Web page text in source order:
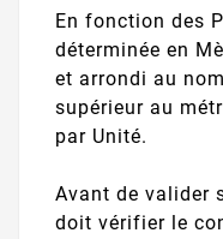
En fonction des
déterminée en
et arrondi au
supérieur au
par Unité.
Avant de valider
doit vérifier le